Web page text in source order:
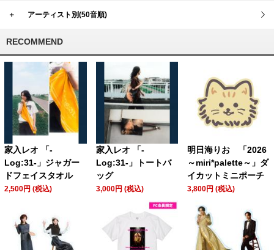
＋ アーティスト別(50音順)
RECOMMEND
家入レオ 「-
Log:31-」ジャガー
ドフェイスタオル
2,500円 (税込)
家入レオ 「-
Log:31-」トートバ
ッグ
3,000円 (税込)
明日海りお 「2026
～miri*palette～」ダ
イカットミニポーチ
3,800円 (税込)